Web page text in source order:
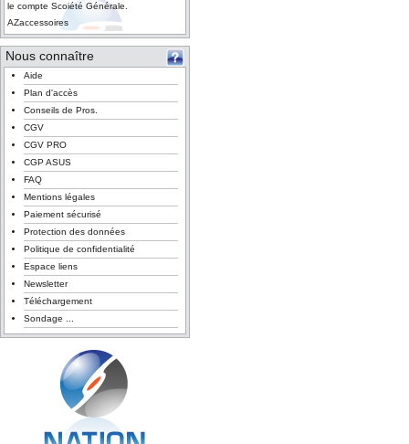
le compte Scoiété Générale.
AZaccessoires
Nous connaître
Aide
Plan d'accès
Conseils de Pros.
CGV
CGV PRO
CGP ASUS
FAQ
Mentions légales
Paiement sécurisé
Protection des données
Politique de confidentialité
Espace liens
Newsletter
Téléchargement
Sondage ...